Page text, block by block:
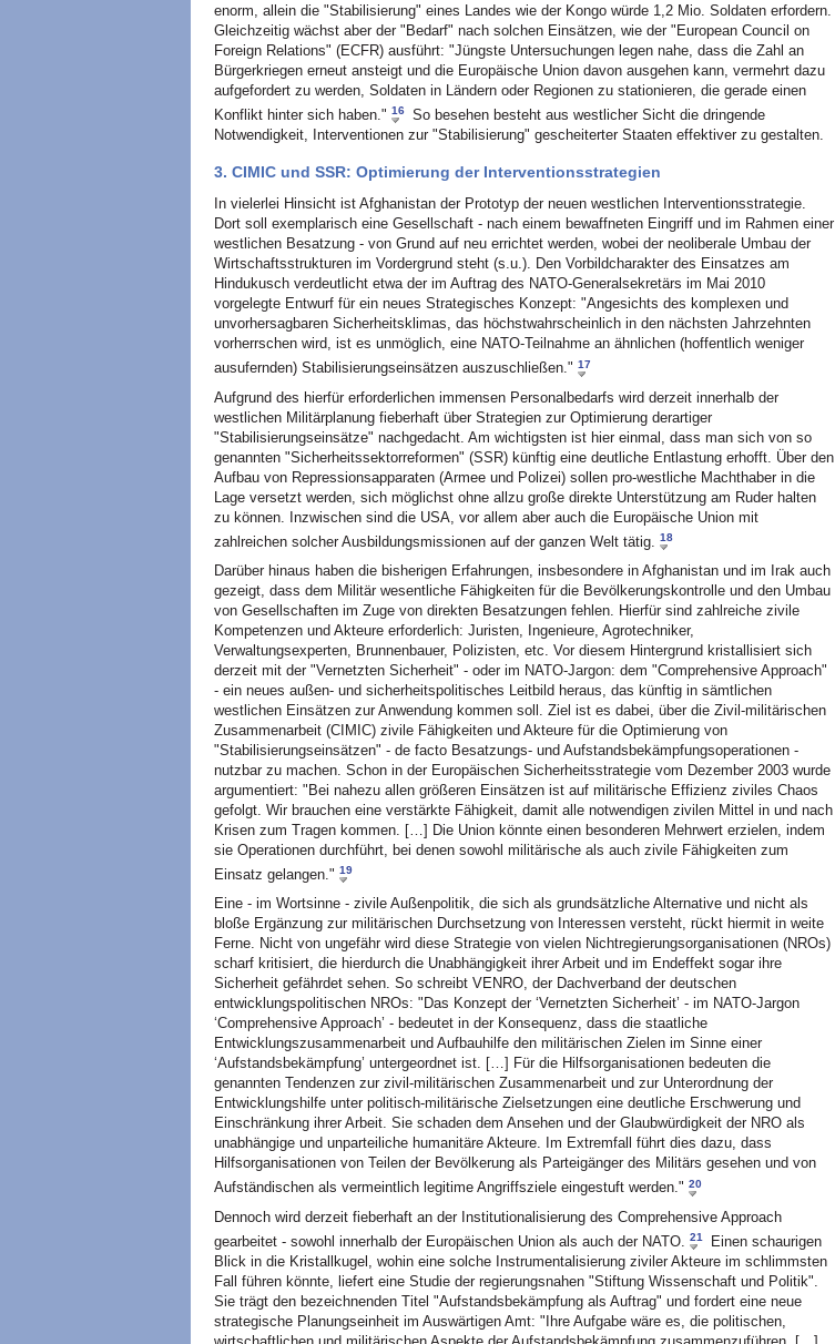
enorm, allein die "Stabilisierung" eines Landes wie der Kongo würde 1,2 Mio. Soldaten erfordern.
Gleichzeitig wächst aber der "Bedarf" nach solchen Einsätzen, wie der "European Council on
Foreign Relations" (ECFR) ausführt: "Jüngste Untersuchungen legen nahe, dass die Zahl an
Bürgerkriegen erneut ansteigt und die Europäische Union davon ausgehen kann, vermehrt dazu
aufgefordert zu werden, Soldaten in Ländern oder Regionen zu stationieren, die gerade einen
Konflikt hinter sich haben." 16
So besehen besteht aus westlicher Sicht die dringende
Notwendigkeit, Interventionen zur "Stabilisierung" gescheiterter Staaten effektiver zu gestalten.
3. CIMIC und SSR: Optimierung der Interventionsstrategien
In vielerlei Hinsicht ist Afghanistan der Prototyp der neuen westlichen Interventionsstrategie.
Dort soll exemplarisch eine Gesellschaft - nach einem bewaffneten Eingriff und im Rahmen einer
westlichen Besatzung - von Grund auf neu errichtet werden, wobei der neoliberale Umbau der
Wirtschaftsstrukturen im Vordergrund steht (s.u.). Den Vorbildcharakter des Einsatzes am
Hindukusch verdeutlicht etwa der im Auftrag des NATO-Generalsekretärs im Mai 2010
vorgelegte Entwurf für ein neues Strategisches Konzept: "Angesichts des komplexen und
unvorhersagbaren Sicherheitsklimas, das höchstwahrscheinlich in den nächsten Jahrzehnten
vorherrschen wird, ist es unmöglich, eine NATO-Teilnahme an ähnlichen (hoffentlich weniger
ausufernden) Stabilisierungseinsätzen auszuschließen." 17
Aufgrund des hierfür erforderlichen immensen Personalbedarfs wird derzeit innerhalb der
westlichen Militärplanung fieberhaft über Strategien zur Optimierung derartiger
"Stabilisierungseinsätze" nachgedacht. Am wichtigsten ist hier einmal, dass man sich von so
genannten "Sicherheitssektorreformen" (SSR) künftig eine deutliche Entlastung erhofft. Über den
Aufbau von Repressionsapparaten (Armee und Polizei) sollen pro-westliche Machthaber in die
Lage versetzt werden, sich möglichst ohne allzu große direkte Unterstützung am Ruder halten
zu können. Inzwischen sind die USA, vor allem aber auch die Europäische Union mit
zahlreichen solcher Ausbildungsmissionen auf der ganzen Welt tätig.
18
Darüber hinaus haben die bisherigen Erfahrungen, insbesondere in Afghanistan und im Irak auch
gezeigt, dass dem Militär wesentliche Fähigkeiten für die Bevölkerungskontrolle und den Umbau
von Gesellschaften im Zuge von direkten Besatzungen fehlen. Hierfür sind zahlreiche zivile
Kompetenzen und Akteure erforderlich: Juristen, Ingenieure, Agrotechniker,
Verwaltungsexperten, Brunnenbauer, Polizisten, etc. Vor diesem Hintergrund kristallisiert sich
derzeit mit der "Vernetzten Sicherheit" - oder im NATO-Jargon: dem "Comprehensive Approach"
- ein neues außen- und sicherheitspolitisches Leitbild heraus, das künftig in sämtlichen
westlichen Einsätzen zur Anwendung kommen soll. Ziel ist es dabei, über die Zivil-militärischen
Zusammenarbeit (CIMIC) zivile Fähigkeiten und Akteure für die Optimierung von
"Stabilisierungseinsätzen" - de facto Besatzungs- und Aufstandsbekämpfungsoperationen -
nutzbar zu machen. Schon in der Europäischen Sicherheitsstrategie vom Dezember 2003 wurde
argumentiert: "Bei nahezu allen größeren Einsätzen ist auf militärische Effizienz ziviles Chaos
gefolgt. Wir brauchen eine verstärkte Fähigkeit, damit alle notwendigen zivilen Mittel in und nach
Krisen zum Tragen kommen. […] Die Union könnte einen besonderen Mehrwert erzielen, indem
sie Operationen durchführt, bei denen sowohl militärische als auch zivile Fähigkeiten zum
Einsatz gelangen." 19
Eine - im Wortsinne - zivile Außenpolitik, die sich als grundsätzliche Alternative und nicht als
bloße Ergänzung zur militärischen Durchsetzung von Interessen versteht, rückt hiermit in weite
Ferne. Nicht von ungefähr wird diese Strategie von vielen Nichtregierungsorganisationen (NROs)
scharf kritisiert, die hierdurch die Unabhängigkeit ihrer Arbeit und im Endeffekt sogar ihre
Sicherheit gefährdet sehen. So schreibt VENRO, der Dachverband der deutschen
entwicklungspolitischen NROs: "Das Konzept der ‘Vernetzten Sicherheit’ - im NATO-Jargon
‘Comprehensive Approach’ - bedeutet in der Konsequenz, dass die staatliche
Entwicklungszusammenarbeit und Aufbauhilfe den militärischen Zielen im Sinne einer
‘Aufstandsbekämpfung’ untergeordnet ist. […] Für die Hilfsorganisationen bedeuten die
genannten Tendenzen zur zivil-militärischen Zusammenarbeit und zur Unterordnung der
Entwicklungshilfe unter politisch-militärische Zielsetzungen eine deutliche Erschwerung und
Einschränkung ihrer Arbeit. Sie schaden dem Ansehen und der Glaubwürdigkeit der NRO als
unabhängige und unparteiliche humanitäre Akteure. Im Extremfall führt dies dazu, dass
Hilfsorganisationen von Teilen der Bevölkerung als Parteigänger des Militärs gesehen und von
Aufständischen als vermeintlich legitime Angriffsziele eingestuft werden." 20
Dennoch wird derzeit fieberhaft an der Institutionalisierung des Comprehensive Approach
gearbeitet - sowohl innerhalb der Europäischen Union als auch der NATO.
21
Einen schaurigen
Blick in die Kristallkugel, wohin eine solche Instrumentalisierung ziviler Akteure im schlimmsten
Fall führen könnte, liefert eine Studie der regierungsnahen "Stiftung Wissenschaft und Politik".
Sie trägt den bezeichnenden Titel "Aufstandsbekämpfung als Auftrag" und fordert eine neue
strategische Planungseinheit im Auswärtigen Amt: "Ihre Aufgabe wäre es, die politischen,